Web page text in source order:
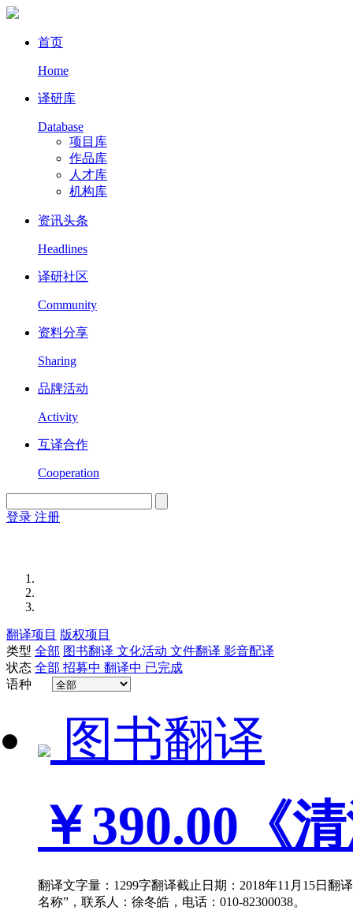
首页
Home
译研库
Database
项目库
作品库
人才库
机构库
资讯头条
Headlines
译研社区
Community
资料分享
Sharing
品牌活动
Activity
互译合作
Cooperation
登录 注册
翻译项目 版权项目
类型 全部 图书翻译 文化活动 文件翻译 影音配译
状态 全部 招募中 翻译中 已完成
语种
图书翻译
￥390.00 《
翻译文字量：1299字翻译截止日期：2018年11月15日翻
名称”，联系人：徐冬皓，电话：010-82300038。